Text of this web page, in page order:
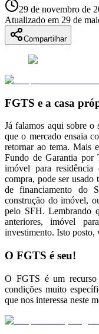
29 de novembro de
Atualizado em 29 de
Compartilhar
FGTS e a casa
Já falamos aqui sobre o
que o mercado ensaia
retornar ao tema. Mais
Fundo de Garantia por
imóvel para
compra, pode ser usado
de financiamento do
construção do imóvel,
pelo SFH. Lembrando
anteriores, imóvel
investimento. Isto posto,
O FGTS é seu!
O FGTS é um recurso
condições muito
que nos interessa neste